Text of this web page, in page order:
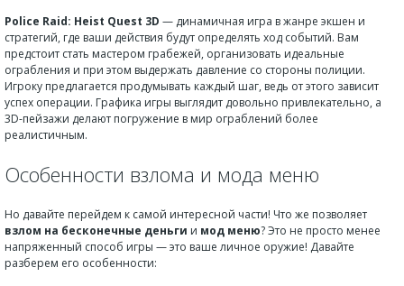
Police Raid: Heist Quest 3D — динамичная игра в жанре экшен и
стратегий, где ваши действия будут определять ход событий. Вам
предстоит стать мастером грабежей, организовать идеальные
ограбления и при этом выдержать давление со стороны полиции.
Игроку предлагается продумывать каждый шаг, ведь от этого зависит
успех операции. Графика игры выглядит довольно привлекательно, а
3D-пейзажи делают погружение в мир ограблений более
реалистичным.
Особенности взлома и мода меню
Но давайте перейдем к самой интересной части! Что же позволяет
взлом на бесконечные деньги и мод меню? Это не просто менее
напряженный способ игры — это ваше личное оружие! Давайте
разберем его особенности: